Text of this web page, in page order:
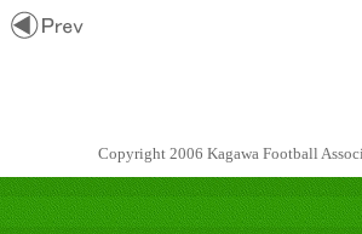
Copyright 2006 Kagawa Football